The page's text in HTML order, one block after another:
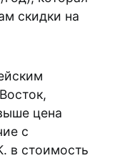
скидки на
цена
с
в стоимость